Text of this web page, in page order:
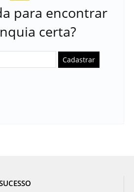
para encontrar
certa?
Cadastrar